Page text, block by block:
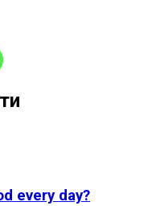
every day?